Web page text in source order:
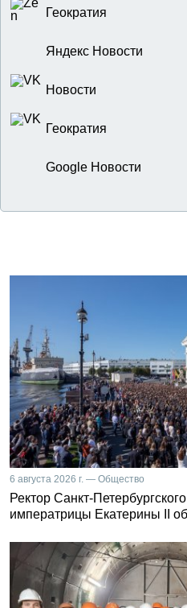
Геократия
Яндекс Новости
Новости
Геократия
Google Новости
6 августа 2026 г. — Общество
Ректор Санкт-
императрицы Екатерины II